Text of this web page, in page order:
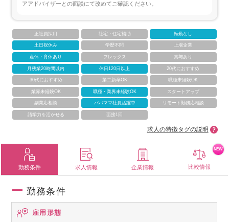
アアドバイザーとの面談にて改めてご確認ください。
正社員採用 社宅・住宅補助 転勤なし
土日祝休み 学歴不問 上場企業
産休・育休あり フレックス 賞与あり
月残業20時間以内 休日120日以上 20代におすすめ
30代におすすめ 第二新卒OK 職種未経験OK
業界未経験OK 職種・業界未経験OK スタートアップ
副業応相談 パパママ社員活躍中 リモート勤務応相談
語学力を活かせる 面接1回
求人の特徴タグの説明
勤務条件 求人情報 企業情報 比較情報
NEW
勤務条件
雇用形態